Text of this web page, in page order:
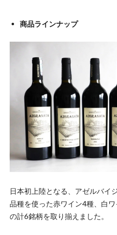
商品ラインナップ
日本初上陸となる、アゼルバイ
品種を使った赤ワイン4種、白
の計6銘柄を取り揃えました。